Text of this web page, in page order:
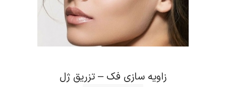
زاویه سازی فک – تزریق ژل